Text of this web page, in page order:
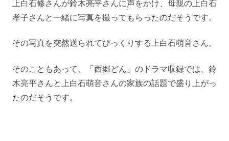
上白石修さんが鈴木亮平さんに声をかけ、母親の上白石
孝子さんと一緒に写真を撮ってもらったのだそうです。
その写真を突然送られてびっくりする上白石萌音さん。
そのこともあって、「西郷どん」のドラマ収録では、鈴
木亮平さんと上白石萌音さんの家族の話題で盛り上がっ
たのだそうです。